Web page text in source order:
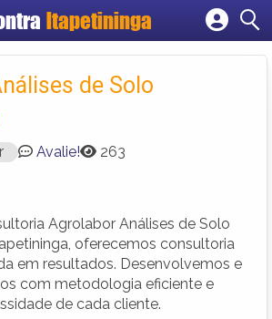
Itapetininga
Cadastrar empresa
Criar conta
de Solo
Avalie! 263
Agrolabor Análises de Solo
oferecemos consultoria
em resultados. Desenvolvemos e
com metodologia eficiente e
de cada cliente.